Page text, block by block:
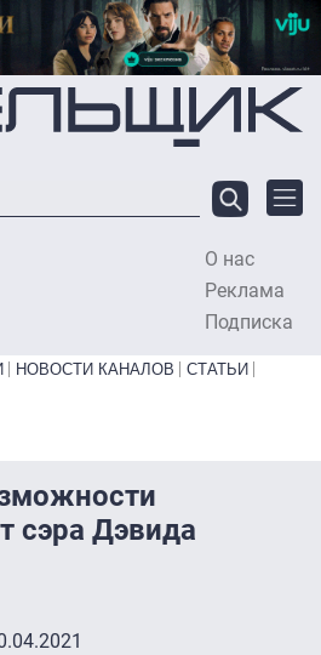
О нас
Реклама
Подписка
НОВОСТИ КАНАЛОВ
СТАТЬИ
сэра Дэвида